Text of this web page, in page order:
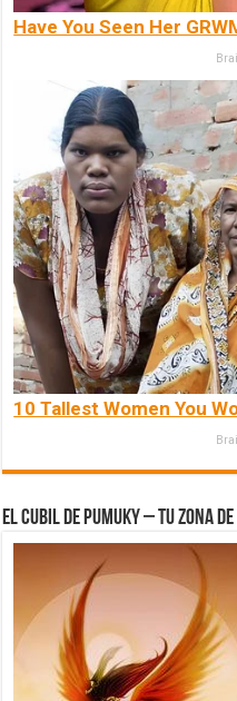
Have You Seen Her
10 Tallest Women You
El Cubil de Pumuky – Tu zona